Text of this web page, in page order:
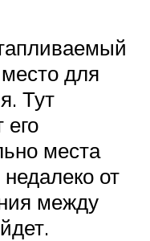
для
Тут
места
от
между